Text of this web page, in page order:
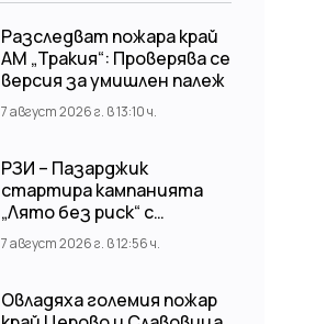
Разследват пожара край
АМ „Тракия“: Проверява се
версия за умишлен палеж
7 август 2026 г. в 13:10 ч.
РЗИ – Пазарджик
стартира кампанията
„Лято без риск“ с
безплатни и анонимни
изследвания за ХИВ
7 август 2026 г. в 12:56 ч.
Овладяха големия пожар